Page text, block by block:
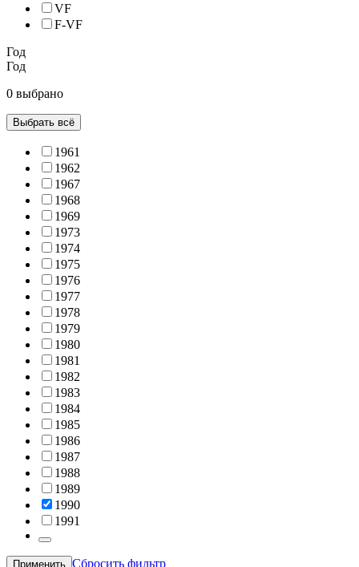
VF
F-VF
Год
Год
0 выбрано
Выбрать всё
1961
1962
1967
1968
1969
1973
1974
1975
1976
1977
1978
1979
1980
1981
1982
1983
1984
1985
1986
1987
1988
1989
1990
1991
Применить Сбросить фильтр